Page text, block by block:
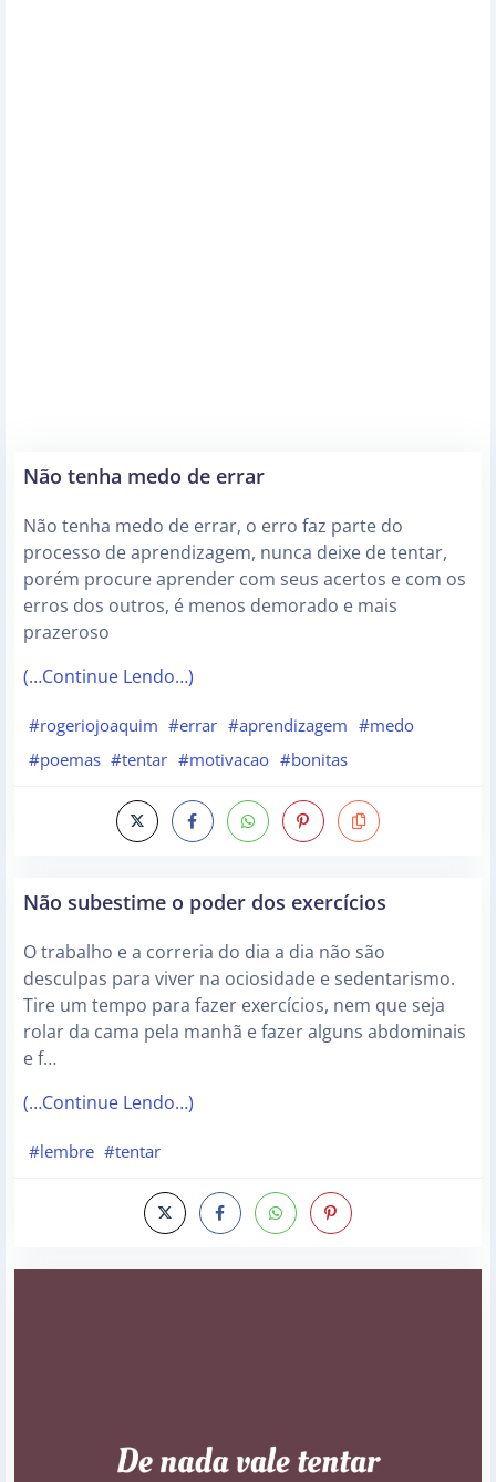
Não tenha medo de errar
Não tenha medo de errar, o erro faz parte do
processo de aprendizagem, nunca deixe de tentar,
porém procure aprender com seus acertos e com os
erros dos outros, é menos demorado e mais
prazeroso
(…Continue Lendo…)
#rogeriojoaquim #errar #aprendizagem #medo
#poemas #tentar #motivacao #bonitas
Não subestime o poder dos exercícios
O trabalho e a correria do dia a dia não são
desculpas para viver na ociosidade e sedentarismo.
Tire um tempo para fazer exercícios, nem que seja
rolar da cama pela manhã e fazer alguns abdominais
e f…
(…Continue Lendo…)
#lembre #tentar